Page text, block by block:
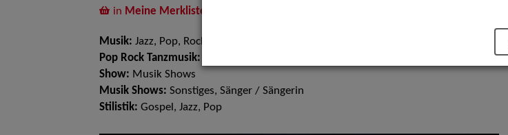
in Meine Merkliste
Musik: Jazz, Pop, Rock & Tanzmusik
Pop Rock Tanzmusik:
Show: Musik Shows
Musik Shows: Sonstiges, Sänger / Sängerin
Stilistik: Gospel, Jazz, Pop